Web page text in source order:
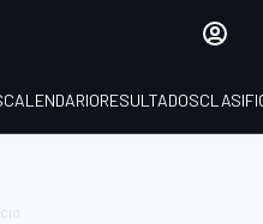
CALENDARIORESULTADOS